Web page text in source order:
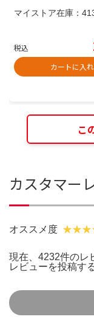
マイストア在庫：
税込
カートに入
こ
カスタマー
オススメ度
現在、4232件のレ
レビューを投稿す